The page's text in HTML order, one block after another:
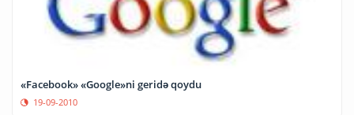
«Facebook» «Google»ni geridə qoydu
19-09-2010